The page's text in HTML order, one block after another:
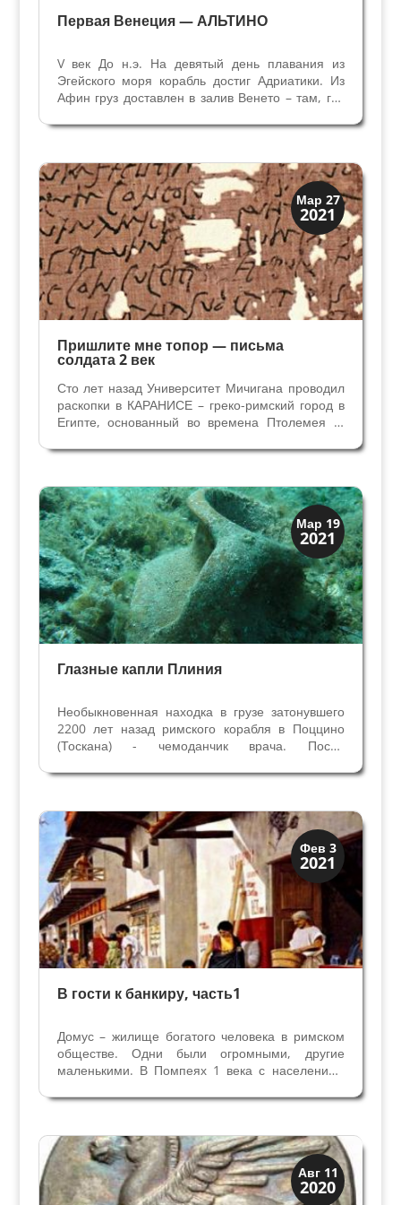
Первая Венеция — АЛЬТИНО
V век До н.э. На девятый день плавания из
Эгейского моря корабль достиг Адриатики. Из
Афин груз доставлен в залив Венето – там, где
двигался очень осторожно – надо успеть до
дело...
Мар 27
2021
Древний Рим
История
Пришлите мне топор — письма
солдата 2 век
Сто лет назад Университет Мичигана проводил
раскопки в КАРАНИСЕ – греко-римский город в
Египте, основанный во времена Птолемея II.
получали земли ветераны – легионеры римской
конфликты,...
Мар 19
2021
Древний Рим
История
Глазные капли Плиния
Необыкновенная находка в грузе затонувшего
2200 лет назад римского корабля в Поццино
(Тоскана) - чемоданчик врача. После
нашли лекарство для глаз, которое описал
История. Еще в 1974 году...
Фев 3
2021
Древний Рим
История
В гости к банкиру, часть1
Домус – жилище богатого человека в римском
обществе. Одни были огромными, другие
маленькими. В Помпеях 1 века с населением
1500 домусов. Дом, который мы посетим в
старинке, к вящей...
Авг 11
2020
Древний Рим
История